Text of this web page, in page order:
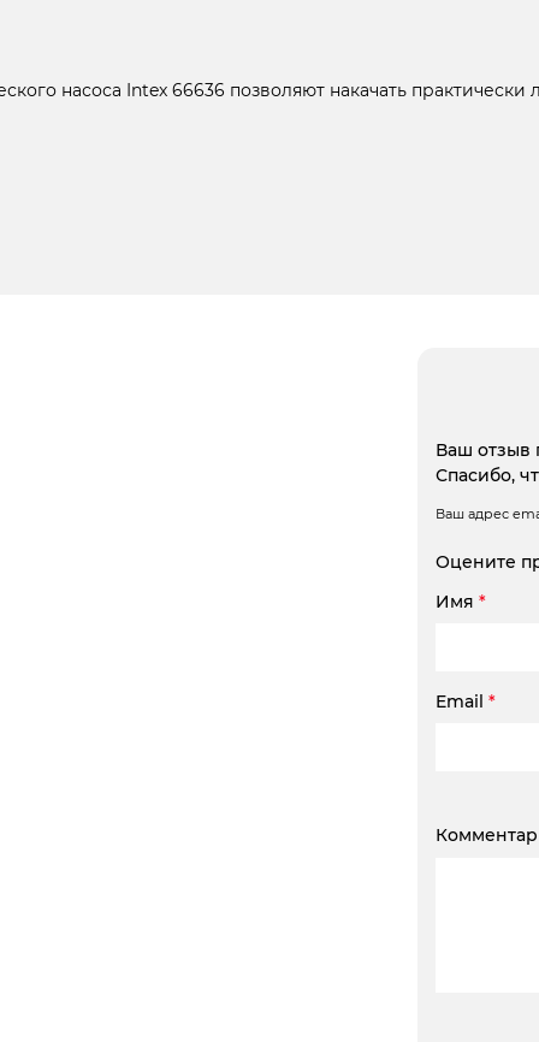
насоса Intex 66636 позволяют накачать
Ваш отзыв
Спасибо,
Ваш адрес
Оцените
Имя *
Email *